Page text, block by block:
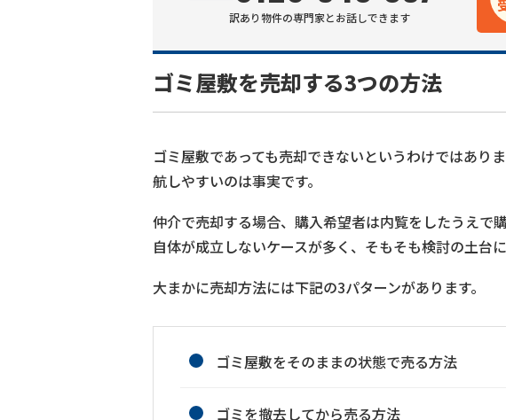
訳あり物件の専門家とお話しできます
ゴミ屋敷を売却する3つの方法
ゴミ屋敷であっても売却できないというわけではあり
航しやすいのは事実です。
仲介で売却する場合、購入希望者は内覧をしたうえで
自体が成立しないケースが多く、そもそも検討の土台
大まかに売却方法には下記の3パターンがあります。
ゴミ屋敷をそのままの状態で売る方法
ゴミを撤去してから売る方法